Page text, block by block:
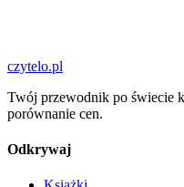
czytelo.pl
Twój przewodnik po świecie
porównanie cen.
Odkrywaj